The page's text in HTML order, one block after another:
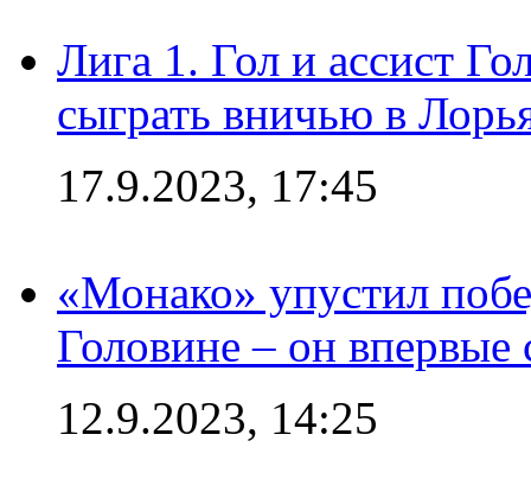
Лига 1. Гол и ассист
сыграть вничью в
17.9.2023, 17:45
«Монако» упустил
Головине – он впервые
12.9.2023, 14:25